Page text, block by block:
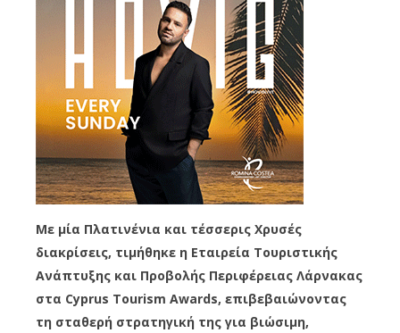
Με μία Πλατινένια και τέσσερις Χρυσές
διακρίσεις, τιμήθηκε η Εταιρεία Τουριστικής
Ανάπτυξης και Προβολής Περιφέρειας Λάρνακας
στα Cyprus Tourism Awards, επιβεβαιώνοντας
τη σταθερή στρατηγική της για βιώσιμη,